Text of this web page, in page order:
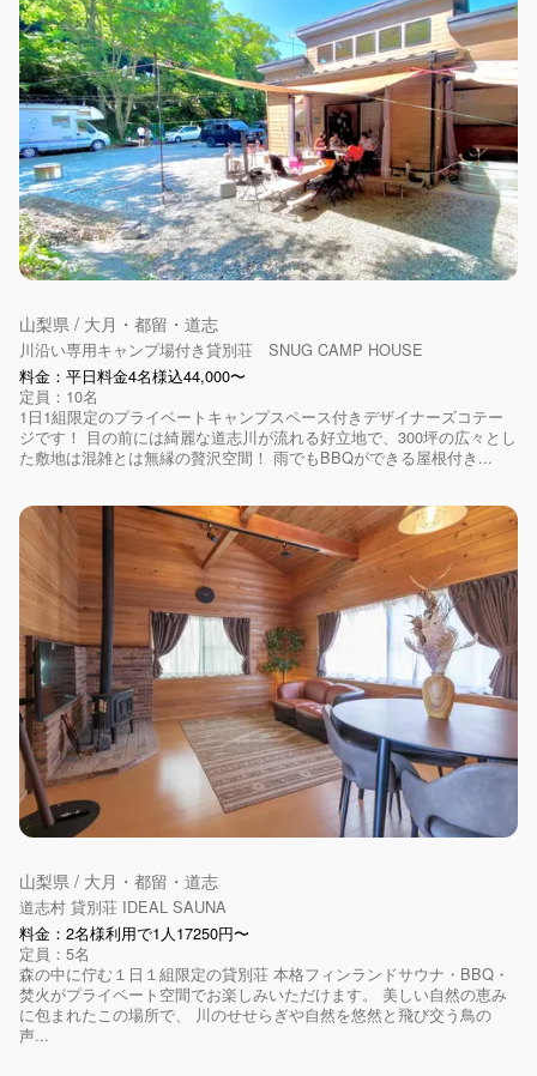
山梨県 / 大月・都留・道志
川沿い専用キャンプ場付き貸別荘 SNUG CAMP HOUSE
料金：平日料金4名様込44,000〜
定員：10名
1日1組限定のプライベートキャンプスペース付きデザイナーズコテー
ジです！ 目の前には綺麗な道志川が流れる好立地で、300坪の広々とし
た敷地は混雑とは無縁の贅沢空間！ 雨でもBBQができる屋根付き...
山梨県 / 大月・都留・道志
道志村 貸別荘 IDEAL SAUNA
料金：2名様利用で1人17250円〜
定員：5名
森の中に佇む１日１組限定の貸別荘 本格フィンランドサウナ・BBQ・
焚火がプライベート空間でお楽しみいただけます。 美しい自然の恵み
に包まれたこの場所で、 川のせせらぎや自然を悠然と飛び交う鳥の
声...